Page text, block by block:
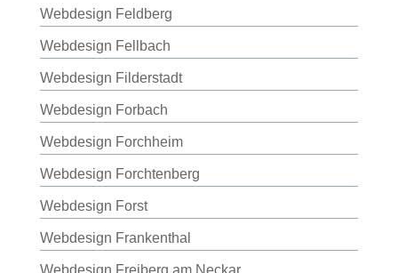
Webdesign Feldberg
Webdesign Fellbach
Webdesign Filderstadt
Webdesign Forbach
Webdesign Forchheim
Webdesign Forchtenberg
Webdesign Forst
Webdesign Frankenthal
Webdesign Freiberg am Neckar